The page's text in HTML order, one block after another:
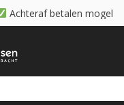
Achteraf betalen mogel